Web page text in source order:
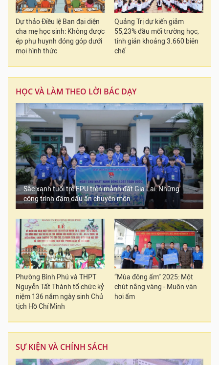
Dự thảo Điều lệ Ban đại diện
cha mẹ học sinh: Không được
ép phụ huynh đóng góp dưới
mọi hình thức
Quảng Trị dự kiến giảm
55,23% đầu mối trường học,
tinh giản khoảng 3.660 biên
chế
HỌC VÀ LÀM THEO LỜI BÁC DẠY
Sắc xanh tuổi trẻ EPU trên mảnh đất Gia Lai: Những
công trình đậm dấu ấn chuyên môn
Phường Bình Phú và THPT
Nguyễn Tất Thành tổ chức kỷ
niệm 136 năm ngày sinh Chủ
tịch Hồ Chí Minh
“Mùa đông ấm” 2025: Một
chút nắng vàng - Muôn vàn
hơi ấm
SỰ KIỆN VÀ CHÍNH SÁCH